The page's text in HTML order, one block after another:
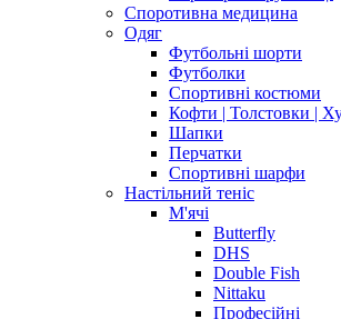
Споротивна медицина
Одяг
Футбольні шорти
Футболки
Спортивні костюми
Кофти | Толстовки |
Шапки
Перчатки
Спортивні шарфи
Настільний теніс
М'ячі
Butterfly
DHS
Double Fish
Nittaku
Професійні